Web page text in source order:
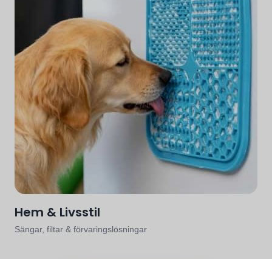
Hem & Livsstil
Sängar, filtar & förvaringslösningar